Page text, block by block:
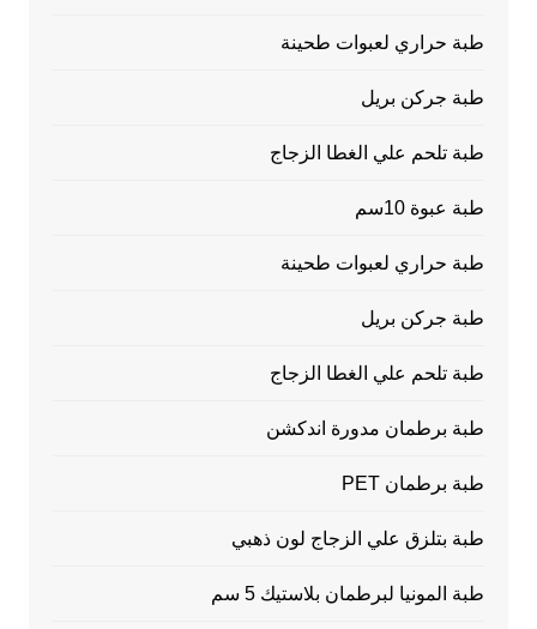
طبة حراري لعبوات طحينة
طبة جركن بريل
طبة تلحم علي الغطا الزجاج
طبة عبوة 10سم
طبة حراري لعبوات طحينة
طبة جركن بريل
طبة تلحم علي الغطا الزجاج
طبة برطمان مدورة اندكشن
طبة برطمان PET
طبة بتلزق علي الزجاج لون ذهبي
طبة المونيا لبرطمان بلاستيك 5 سم